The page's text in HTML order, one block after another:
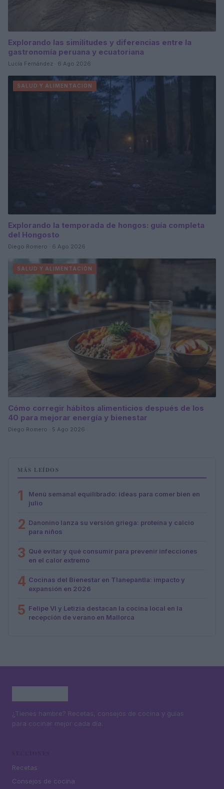
Explorando las similitudes y diferencias entre la
gastronomía peruana y ecuatoriana
Lucía Fernández · 6 Ago 2026
SALUD Y ALIMENTACIÓN
Explorando la temporada de hongos: guía completa
del Hongosto
Diego Romero · 6 Ago 2026
SALUD Y ALIMENTACIÓN
Cómo corregir hábitos alimenticios después de los
40 para mejorar energía y bienestar
Diego Romero · 5 Ago 2026
MÁS LEÍDOS
1
Menú semanal equilibrado: ideas para comer bien en
julio
2 Danonino lanza su versión griega: proteína y calcio
para niños
3 Qué evitar y qué consumir para prevenir infecciones
en el calor extremo
4 Cocinas del Bienestar en Tlanepantla: impacto y
expansión en 2026
5 Felipe VI y Letizia destacan la cocina local en la
recepción de verano en Mallorca
¿Tienes hambre? Recetas, consejos de cocina y guías
para cocinar mejor cada día.
Recetas
Consejos de cocina